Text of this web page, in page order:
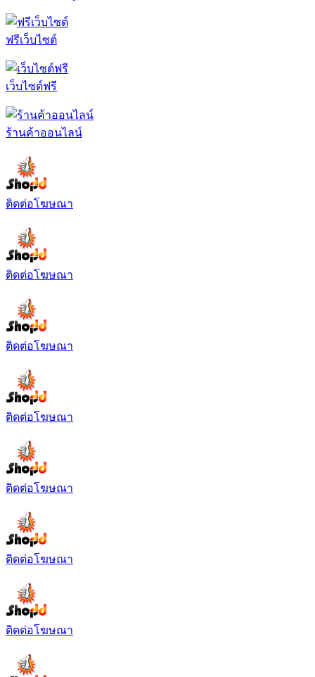
ฟรีเว็บไซต์
เว็บไซต์ฟรี
ร้านค้าออนไลน์
ติดต่อโฆษณา
ติดต่อโฆษณา
ติดต่อโฆษณา
ติดต่อโฆษณา
ติดต่อโฆษณา
ติดต่อโฆษณา
ติดต่อโฆษณา